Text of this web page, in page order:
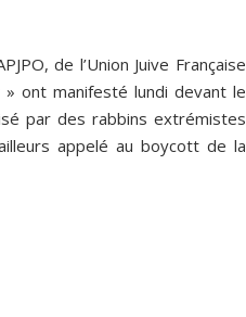
de l’Union Juive Française
ont manifesté lundi devant le
par des rabbins extrémistes
appelé au boycott de la